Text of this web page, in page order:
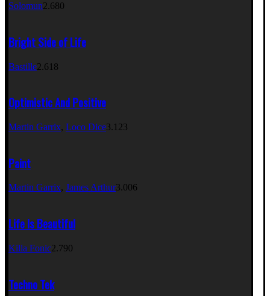
Solomun2.680
Bright Side of Life
Bastille2.618
Optimistic And Positive
Martin Garrix, Loco Dice3.123
Paint
Martin Garrix, James Arthur3.006
Life Is Beautiful
Killa Fonic2.790
Techno Tek